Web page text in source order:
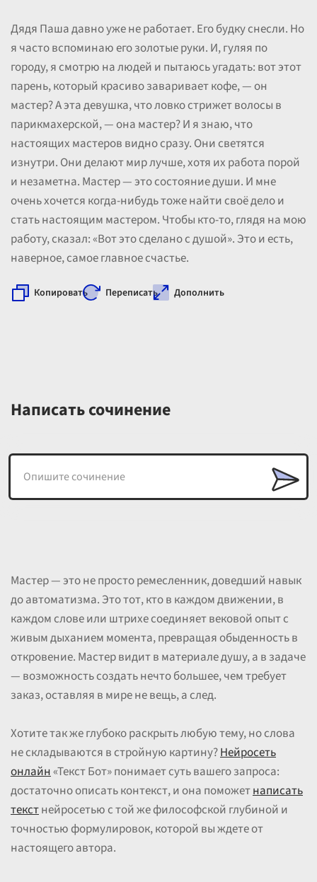
Дядя Паша давно уже не работает. Его будку снесли. Но
я часто вспоминаю его золотые руки. И, гуляя по
городу, я смотрю на людей и пытаюсь угадать: вот этот
парень, который красиво заваривает кофе, — он
мастер? А эта девушка, что ловко стрижет волосы в
парикмахерской, — она мастер? И я знаю, что
настоящих мастеров видно сразу. Они светятся
изнутри. Они делают мир лучше, хотя их работа порой
и незаметна. Мастер — это состояние души. И мне
очень хочется когда-нибудь тоже найти своё дело и
стать настоящим мастером. Чтобы кто-то, глядя на мою
работу, сказал: «Вот это сделано с душой». Это и есть,
наверное, самое главное счастье.
Копировать Переписать Дополнить
Написать сочинение
Мастер — это не просто ремесленник, доведший навык
до автоматизма. Это тот, кто в каждом движении, в
каждом слове или штрихе соединяет вековой опыт с
живым дыханием момента, превращая обыденность в
откровение. Мастер видит в материале душу, а в задаче
— возможность создать нечто большее, чем требует
заказ, оставляя в мире не вещь, а след.
Хотите так же глубоко раскрыть любую тему, но слова
не складываются в стройную картину?Нейросеть
онлайн«Текст Бот» понимает суть вашего запроса:
достаточно описать контекст, и она поможетнаписать
текстнейросетью с той же философской глубиной и
точностью формулировок, которой вы ждете от
настоящего автора.